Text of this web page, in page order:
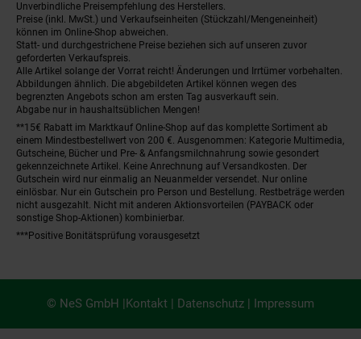
Unverbindliche Preisempfehlung des Herstellers.
Preise (inkl. MwSt.) und Verkaufseinheiten (Stückzahl/Mengeneinheit)
können im Online-Shop abweichen.
Statt- und durchgestrichene Preise beziehen sich auf unseren zuvor
geforderten Verkaufspreis.
Alle Artikel solange der Vorrat reicht! Änderungen und Irrtümer vorbehalten.
Abbildungen ähnlich. Die abgebildeten Artikel können wegen des
begrenzten Angebots schon am ersten Tag ausverkauft sein.
Abgabe nur in haushaltsüblichen Mengen!
**15€ Rabatt im Marktkauf Online-Shop auf das komplette Sortiment ab
einem Mindestbestellwert von 200 €. Ausgenommen: Kategorie Multimedia,
Gutscheine, Bücher und Pre- & Anfangsmilchnahrung sowie gesondert
gekennzeichnete Artikel. Keine Anrechnung auf Versandkosten. Der
Gutschein wird nur einmalig an Neuanmelder versendet. Nur online
einlösbar. Nur ein Gutschein pro Person und Bestellung. Restbeträge werden
nicht ausgezahlt. Nicht mit anderen Aktionsvorteilen (PAYBACK oder
sonstige Shop-Aktionen) kombinierbar.
***Positive Bonitätsprüfung vorausgesetzt
© NeS GmbH |Kontakt | Datenschutz | Impressum